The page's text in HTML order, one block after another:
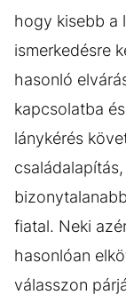
hogy kisebb a
ismerkedésre
hasonló
kapcsolatba
lánykérés
fiatal. Neki
hasonlóan
válasszon